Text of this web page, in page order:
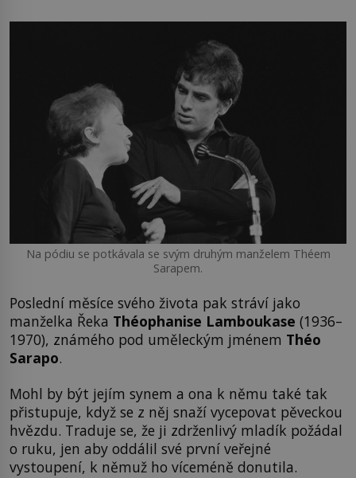
Na pódiu se potkávala se svým druhým manželem Théem
Sarapem.
Poslední měsíce svého života pak stráví jako
manželka Řeka Théophanise Lamboukase (1936–
1970), známého pod uměleckým jménem Théo
Sarapo.
Mohl by být jejím synem a ona k němu také tak
přistupuje, když se z něj snaží vycepovat pěveckou
hvězdu. Traduje se, že ji zdrženlivý mladík požádal
o ruku, jen aby oddálil své první veřejné
vystoupení, k němuž ho víceméně donutila.